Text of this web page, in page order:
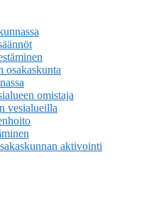
osakaskunta
omistaja
vesialueilla
aktivointi